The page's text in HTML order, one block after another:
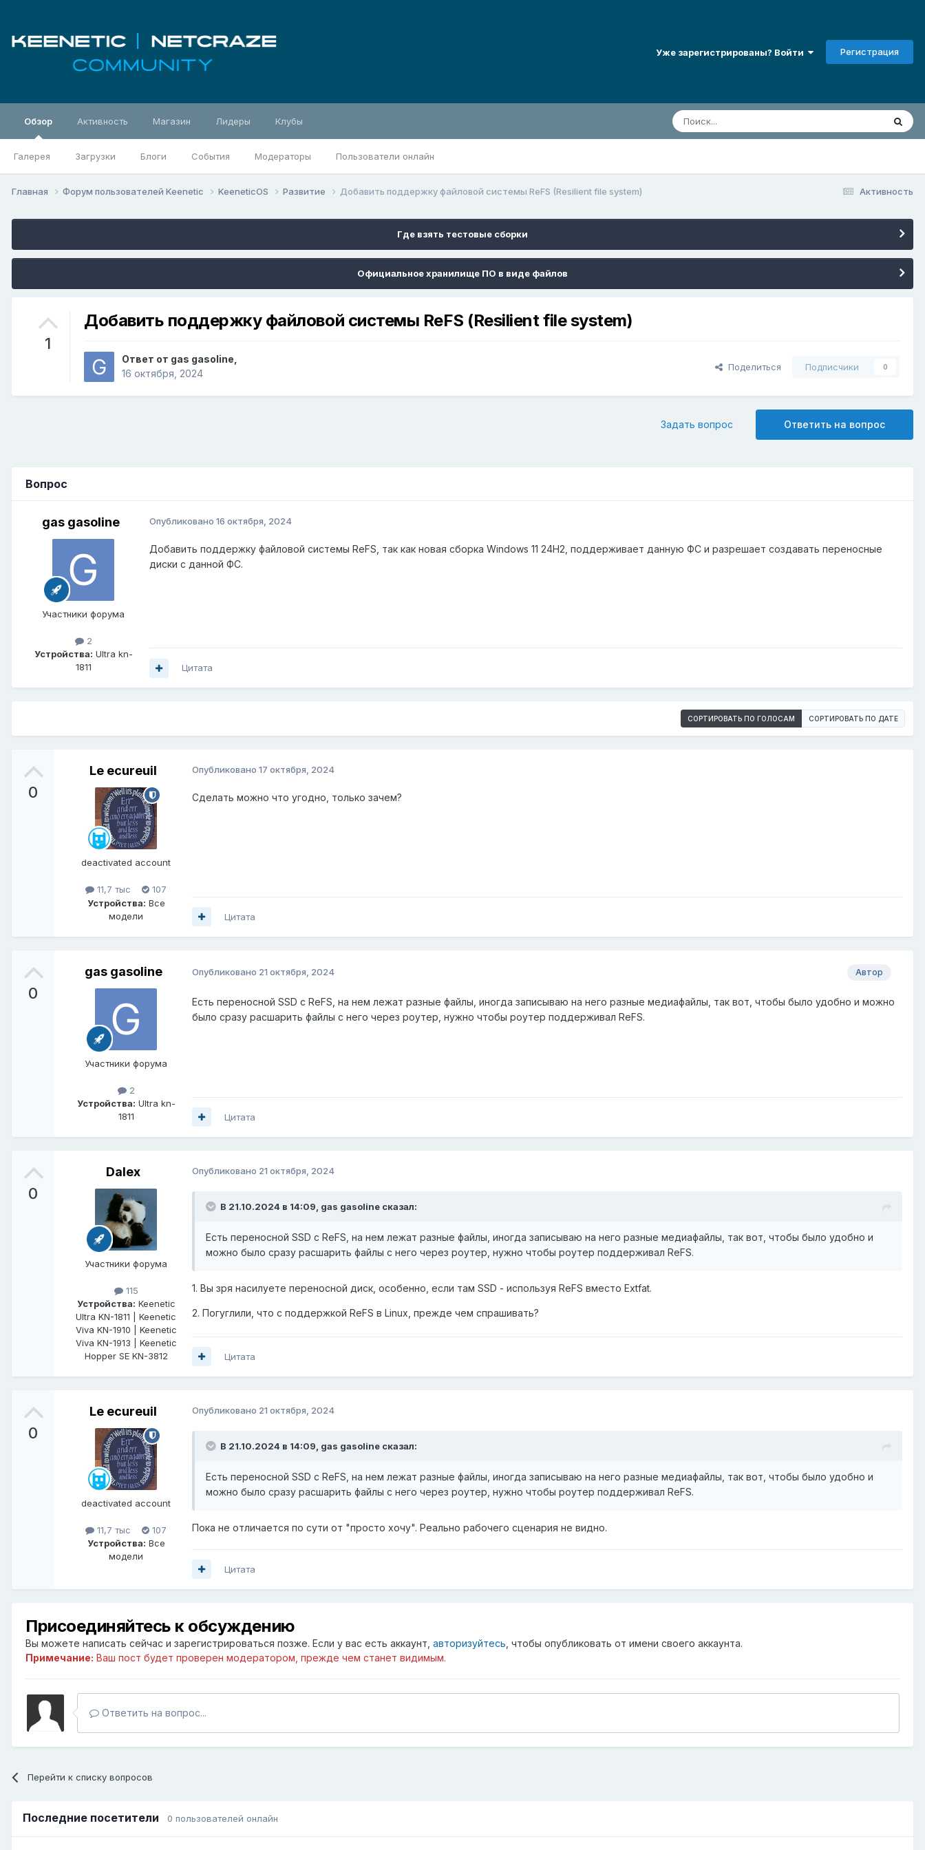
Уже зарегистрированы? Войти Регистрация
Обзор
Галерея Загрузки Блоги События Модераторы Пользователи онлайн
Активность Магазин Лидеры Клубы
Активность
Главная Форум пользователей Keenetic KeeneticOS Развитие Добавить поддержку файловой системы ReFS (Resilient file system)
Где взять тестовые сборки
Официальное хранилище ПО в виде файлов
1
Добавить поддержку файловой системы ReFS (Resilient file system)
Ответ от gas gasoline
16 октября, 2024
Поделиться Подписчики 0
Ответить на вопрос
Задать вопрос
Вопрос
gas gasoline
Участники форума
2
Устройства: Ultra kn-
1811
Опубликовано 16 октября, 2024
Добавить поддержку файловой системы ReFS, так как новая сборка Windows 11 24H2, поддерживает данную ФС и разрешает создавать переносные
диски с данной ФС.
Цитата
СОРТИРОВАТЬ ПО ГОЛОСАМ СОРТИРОВАТЬ ПО ДАТЕ
0
Le ecureuil
deactivated account
11,7 тыс
107
Устройства: Все
модели
Опубликовано 17 октября, 2024
Сделать можно что угодно, только зачем?
Цитата
0
gas gasoline
Участники форума
2
Устройства: Ultra kn-
1811
Автор
Опубликовано 21 октября, 2024
Есть переносной SSD с ReFS, на нем лежат разные файлы, иногда записываю на него разные медиафайлы, так вот, чтобы было удобно и можно
было сразу расшарить файлы с него через роутер, нужно чтобы роутер поддерживал ReFS.
Цитата
0
Dalex
Участники форума
115
Устройства: Keenetic
Ultra KN-1811 | Keenetic
Viva KN-1910 | Keenetic
Viva KN-1913 | Keenetic
Hopper SE KN-3812
Опубликовано 21 октября, 2024
В 21.10.2024 в 14:09, gas gasoline сказал:
Есть переносной SSD с ReFS, на нем лежат разные файлы, иногда записываю на него разные медиафайлы, так вот, чтобы было удобно и
можно было сразу расшарить файлы с него через роутер, нужно чтобы роутер поддерживал ReFS.
1. Вы зря насилуете переносной диск, особенно, если там SSD - используя ReFS вместо Extfat.
2. Погуглили, что с поддержкой ReFS в Linux, прежде чем спрашивать?
Цитата
0
Le ecureuil
deactivated account
11,7 тыс
107
Устройства: Все
модели
Опубликовано 21 октября, 2024
В 21.10.2024 в 14:09, gas gasoline сказал:
Есть переносной SSD с ReFS, на нем лежат разные файлы, иногда записываю на него разные медиафайлы, так вот, чтобы было удобно и
можно было сразу расшарить файлы с него через роутер, нужно чтобы роутер поддерживал ReFS.
Пока не отличается по сути от "просто хочу". Реально рабочего сценария не видно.
Цитата
Присоединяйтесь к обсуждению
Вы можете написать сейчас и зарегистрироваться позже. Если у вас есть аккаунт, авторизуйтесь , чтобы опубликовать от имени своего аккаунта.
Примечание: Ваш пост будет проверен модератором, прежде чем станет видимым.
Ответить на вопрос...
Перейти к списку вопросов
Последние посетители 0 пользователей онлайн